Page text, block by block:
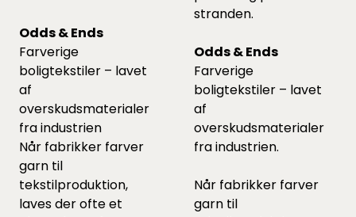
Odds & Ends
Farverige
boligtekstiler – lavet
af
overskudsmaterialer
fra industrien
Når fabrikker farver
garn til
tekstilproduktion,
laves der ofte et
stranden.
Odds & Ends
Farverige
boligtekstiler – lavet
af
overskudsmaterialer
fra industrien.
Når fabrikker farver
garn til